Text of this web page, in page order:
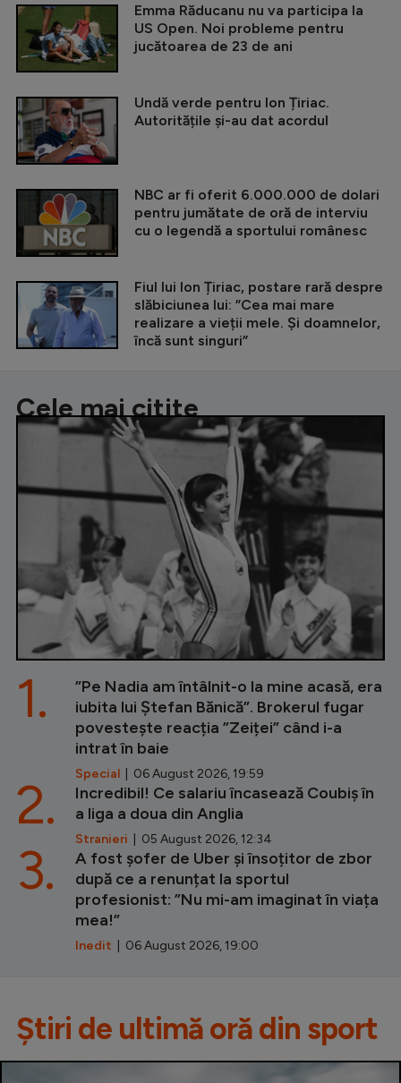
Emma Răducanu nu va participa la
US Open. Noi probleme pentru
jucătoarea de 23 de ani
Undă verde pentru Ion Țiriac.
Autoritățile și-au dat acordul
NBC ar fi oferit 6.000.000 de dolari
pentru jumătate de oră de interviu
cu o legendă a sportului românesc
Fiul lui Ion Țiriac, postare rară despre
slăbiciunea lui: ”Cea mai mare
realizare a vieții mele. Și doamnelor,
încă sunt singuri”
Cele mai citite
”Pe Nadia am întâlnit-o la mine acasă, era
iubita lui Ștefan Bănică”. Brokerul fugar
povestește reacția ”Zeiței” când i-a
intrat în baie
Special | 06 August 2026, 19:59
1.
Incredibil! Ce salariu încasează Coubiș în
a liga a doua din Anglia
Stranieri | 05 August 2026, 12:34
2.
A fost șofer de Uber și însoțitor de zbor
după ce a renunțat la sportul
profesionist: ”Nu mi-am imaginat în viața
mea!”
Inedit | 06 August 2026, 19:00
3.
Știri de ultimă oră din sport